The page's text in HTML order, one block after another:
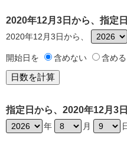
2020年12月3日から、指定
2020年12月3日から、
開始日を 含めない 含める
指定日から、2020年12月3
年 月